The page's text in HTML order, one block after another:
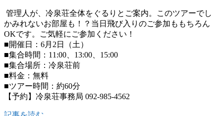
管理人が、冷泉荘全体をぐるりとご案内。このツアーでし
かみれないお部屋も！？当日飛び入りのご参加ももちろん
OKです。ご気軽にご参加ください！
■開催日：6月2日（土）
■集合時間：11:00、13:00、15:00
■集合場所：冷泉荘前
■料金：無料
■ツアー時間：約60分
【予約】冷泉荘事務局 092-985-4562